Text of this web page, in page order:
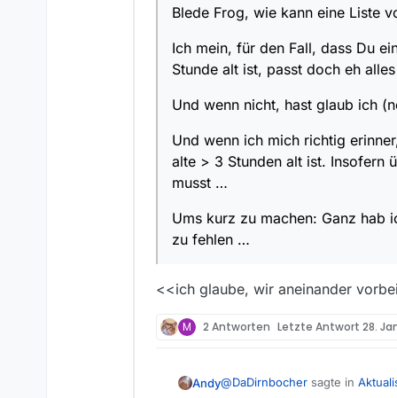
Und wenn ich mich
Ums kurz zu machen:
fehlen …
Blede Frog, wie kann eine Liste
Ich mein, für den Fall, dass Du
Stunde alt ist, passt doch eh
Und wenn nicht, hast glaub ich
Und wenn ich mich richtig
alte > 3 Stunden alt ist. Insofern
musst …
Ums kurz zu machen: Ganz hab
zu fehlen …
<<ich glaube, wir aneinander
M 2 Antworten Letzte Antwort 28.
Andy@DaDirnbocher sagte in